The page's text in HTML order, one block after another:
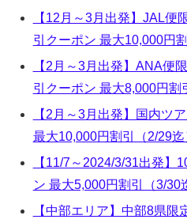
【12月～3月出発】JAL便
引クーポン 最大10,000円
【2月～3月出発】ANA便
引クーポン 最大8,000円割
【2月～3月出発】国内ツ
最大10,000円割引（2/29迄
【11/7～2024/3/31出発】
ン 最大5,000円割引（3/30
【中部エリア】中部8県